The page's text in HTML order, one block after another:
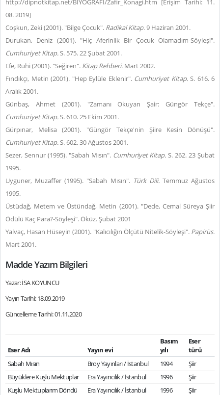
http://dipnotkitap.net/BIYOGRAFI/Zafir_Konagi.htm [Erişim Tarihi: 11.
08. 2019]
Coşkun, Zeki (2001). "Bilge Çocuk". Radikal Kitap. 9 Haziran 2001.
Durukan, Deniz (2001). "Hiç Aferinlik Bir Çocuk Olamadım-Söyleşi".
Cumhuriyet Kitap.S. 575. 22 Şubat 2001.
Efe, Ruhi (2001). "Seğiren". Kitap Rehberi. Mart 2002.
Fındıkçı, Metin (2001). "Hep Eylüle Eklenir". Cumhuriyet Kitap.S. 616. 6
Aralık 2001.
Günbaş, Ahmet (2001). "Zamanı Okuyan Şair: Güngör Tekçe".
Cumhuriyet Kitap.S. 610. 25 Ekim 2001.
Gürpınar, Melisa (2001). "Güngör Tekçe'nin Şiire Kesin Dönüşü".
Cumhuriyet Kitap.S. 602. 30 Ağustos 2001.
Sezer, Sennur (1995). "Sabah Mısın". Cumhuriyet Kitap. S. 262. 23 Şubat
1995.
Uyguner, Muzaffer (1995). "Sabah Mısın". Türk Dili.Temmuz Ağustos
1995.
Üstüdağ, Metem ve Üstündağ, Metin (2001). "Dede, Cemal Süreya Şiir
Ödülü Kaç Para?-Söyleşi". Öküz. Şubat 2001
Yalvaç, Hasan Hüseyin (2001). "Kalıcılığın Ölçütü Nitelik-Söyleşi". Papirüs.
Mart 2001.
Madde Yazım Bilgileri
Yazar: İSA KOYUNCU
Yayın Tarihi: 18.09.2019
Güncelleme Tarihi: 01.11.2020
Eser Adı Yayın evi
Basım
yılı
Eser
türü
Sabah Mısın
Broy Yayınları / İstanbul 1994
Şiir
Büyüklere Kuşlu Mektuplar
Era Yayıncılık / İstanbul 1996
Şiir
Kuşlu Mektuplarım Döndü
Era Yayıncılık / İstanbul 1996
Şiir